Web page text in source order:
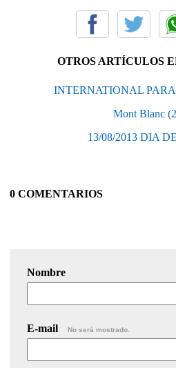
OTROS ARTÍCULOS
INTERNATIONAL
Mont Blanc
13/08/2013 DIA
0 COMENTARIOS
Nombre
E-mail No será mostrado.